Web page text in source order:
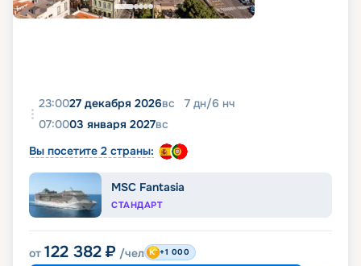
23:0027 декабря 2026вс 7 дн/6 нч
07:0003 января 2027вс
Вы посетите 2 страны:
MSC Fantasia
СТАНДАРТ
от 122 382 ₽ /чел +1 000